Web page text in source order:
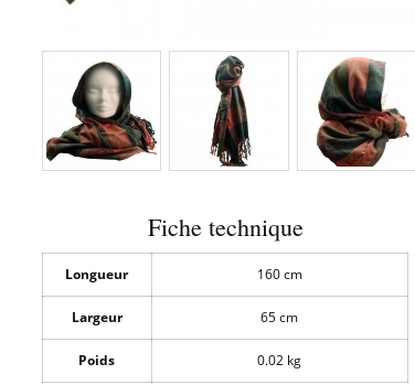
Fiche technique
Longueur 160 cm
Largeur 65 cm
Poids 0.02 kg